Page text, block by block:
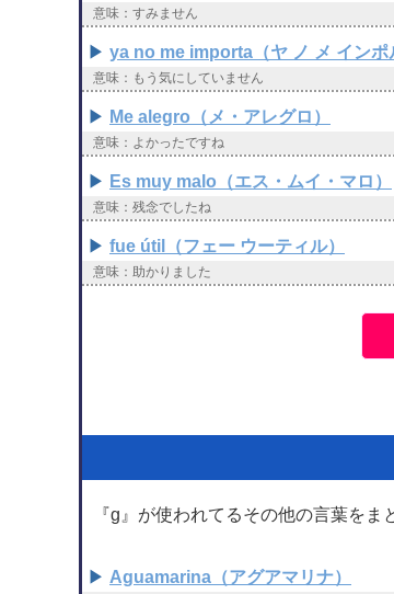
意味：すみません
ya no me importa（ヤ ノ メ インポ
意味：もう気にしていません
Me alegro（メ・アレグロ）
意味：よかったですね
Es muy malo（エス・ムイ・マロ）
意味：残念でしたね
fue útil（フェー ウーティル）
意味：助かりました
『g』が使われてるその他の言葉をま
Aguamarina（アグアマリナ）